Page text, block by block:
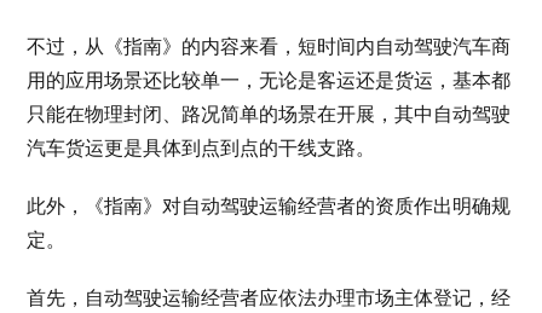
不过，从《指南》的内容来看，短时间内自动驾驶汽车商
用的应用场景还比较单一，无论是客运还是货运，基本都
只能在物理封闭、路况简单的场景在开展，其中自动驾驶
汽车货运更是具体到点到点的干线支路。
此外，《指南》对自动驾驶运输经营者的资质作出明确规
定。
首先，自动驾驶运输经营者应依法办理市场主体登记，经